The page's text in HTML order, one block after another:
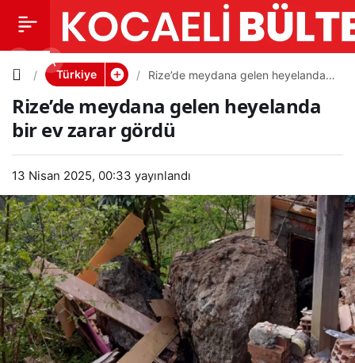
Türkiye
Rize’de meydana gelen heyelanda
Rize’de meydana gelen heyelanda
bir ev zarar gördü
13 Nisan 2025, 00:33 yayınlandı
Rize’de
meydana
gelen
heyeland
a bir ev
zarar
gördü
PAYLAŞ